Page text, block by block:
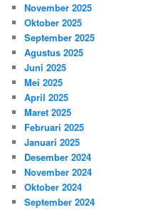
November 2025
Oktober 2025
September 2025
Agustus 2025
Juni 2025
Mei 2025
April 2025
Maret 2025
Februari 2025
Januari 2025
Desember 2024
November 2024
Oktober 2024
September 2024